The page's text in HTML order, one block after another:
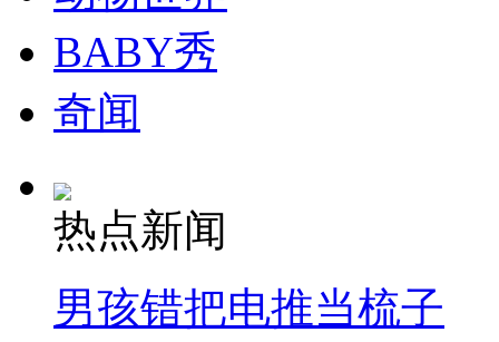
BABY秀
奇闻
热点新闻
男孩错把电推当梳子